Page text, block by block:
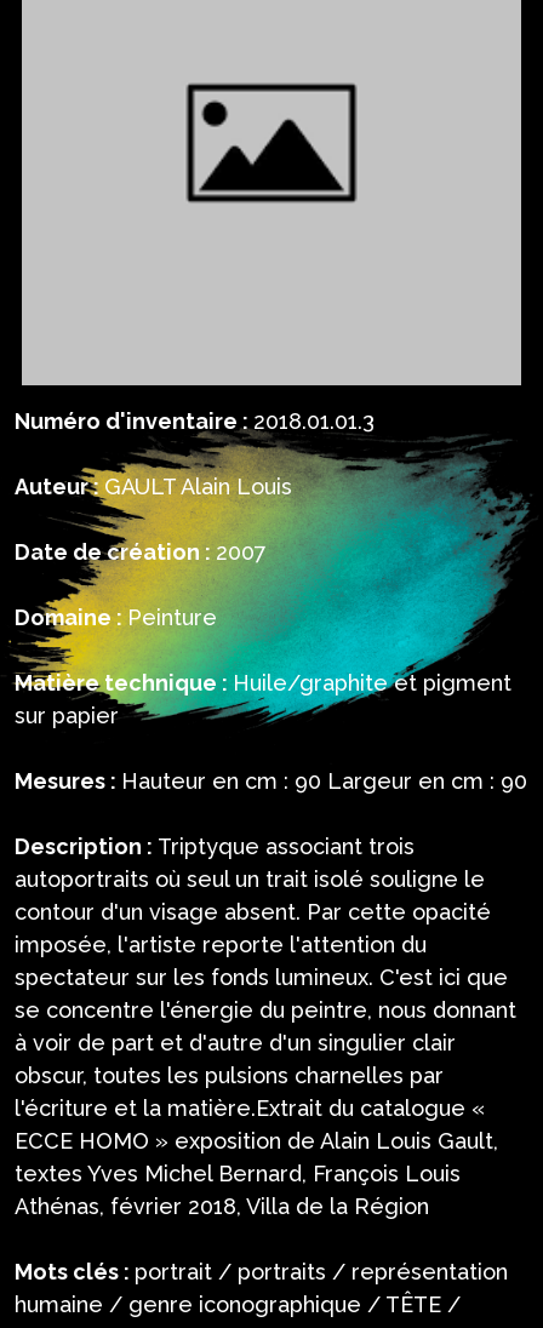
Numéro d'inventaire : 2018.01.01.3
Auteur : GAULT Alain Louis
Date de création : 2007
Domaine : Peinture
Matière technique : Huile/graphite et pigment
sur papier
Mesures : Hauteur en cm : 90 Largeur en cm : 90
Description : Triptyque associant trois
autoportraits où seul un trait isolé souligne le
contour d'un visage absent. Par cette opacité
imposée, l'artiste reporte l'attention du
spectateur sur les fonds lumineux. C'est ici que
se concentre l'énergie du peintre, nous donnant
à voir de part et d'autre d'un singulier clair
obscur, toutes les pulsions charnelles par
l'écriture et la matière.Extrait du catalogue «
ECCE HOMO » exposition de Alain Louis Gault,
textes Yves Michel Bernard, François Louis
Athénas, février 2018, Villa de la Région
Mots clés : portrait / portraits / représentation
humaine / genre iconographique / TÊTE /